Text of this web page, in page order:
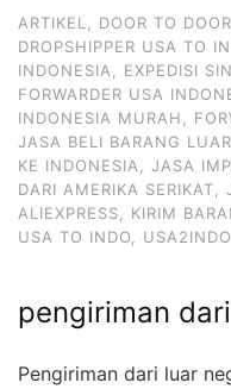
ARTIKEL DOOR TO
DROPSHIPPER USA TO
INDONESIA
EXPEDISI
FORWARDER USA
INDONESIA MURAH
JASA BELI BARANG
KE INDONESIA
JASA
DARI AMERIKA SERIKAT
ALIEXPRESS
KIRIM
USA TO INDO
USA2INDO
pengiriman
Pengiriman dari luar